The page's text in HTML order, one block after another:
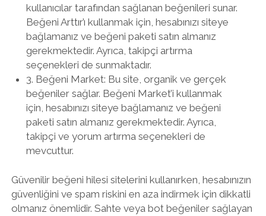
kullanıcılar tarafından sağlanan beğenileri sunar.
Beğeni Arttır’ı kullanmak için, hesabınızı siteye
bağlamanız ve beğeni paketi satın almanız
gerekmektedir. Ayrıca, takipçi artırma
seçenekleri de sunmaktadır.
3. Beğeni Market: Bu site, organik ve gerçek
beğeniler sağlar. Beğeni Market’i kullanmak
için, hesabınızı siteye bağlamanız ve beğeni
paketi satın almanız gerekmektedir. Ayrıca,
takipçi ve yorum artırma seçenekleri de
mevcuttur.
Güvenilir beğeni hilesi sitelerini kullanırken, hesabınızın
güvenliğini ve spam riskini en aza indirmek için dikkatli
olmanız önemlidir. Sahte veya bot beğeniler sağlayan